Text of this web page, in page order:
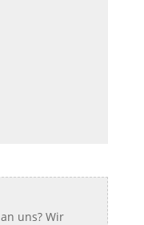
uns? Wir